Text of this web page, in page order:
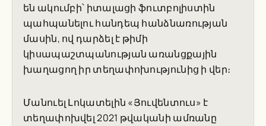
են ակումբի՝ իտալացի ֆուտբոլիստին
պահպանելու հանդեպ հանձնառության
մասին, ով դարձել է թիմի
կիսապաշտպանության առանցքային
խաղացող իր տեղափոխությունից ի վեր։
Մանուել Լոկատելին «Յուվենտուս» է
տեղափոխվել 2021 թվականի ամռանը